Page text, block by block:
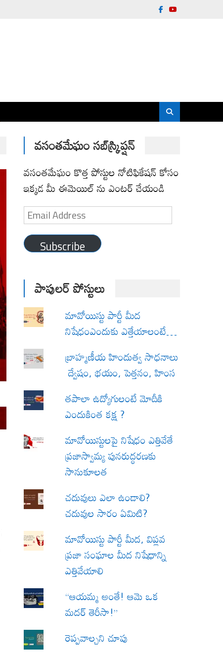
వసంతమేఘం సబ్‌స్క్రిప్షన్
వసంతమేఘం కొత్త పోస్టుల నోటిఫికేషన్ కోసం
ఇక్కడ మీ ఈమెయిల్ ను ఎంటర్ చేయండి
Email
Address
Subscribe
పాపులర్ పోస్టులు
మావోయిస్టు పార్టీ మీద
నిషేధంఎందుకు ఎత్తేయాలంటే…
బ్రాహ్మణీయ హిందుత్వ సాధనాలు
ద్వేషం, భయం, పెత్తనం, హింస
త‌పాలా ఉద్యోగులంటే మోదీకి
ఎందుకింత కక్ష ?
మావోయిస్టులపై నిషేధం ఎత్తివేతే
ప్రజాస్వామ్య పునరుద్ధరణకు
సానుకూలత
చదువులు ఎలా ఉండాలి?
చదువుల సారం ఏమిటి?
మావోయిస్టు పార్టీ మీద, విప్లవ
ప్రజా సంఘాల మీద నిషేధాన్ని
ఎత్తివేయాలి
“ఆయమ్మ అంతే! ఆమె ఒక
మదర్ తెరీసా!”
రెప్పవాల్చని చూపు